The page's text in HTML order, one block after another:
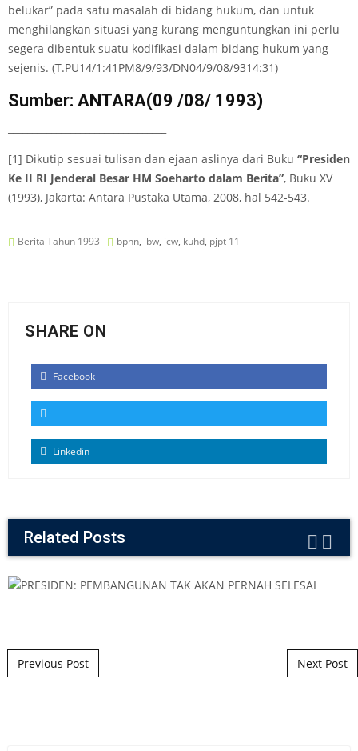
belukar” pada satu masalah di bidang hukum, dan untuk
menghilangkan situasi yang kurang menguntungkan ini perlu
segera dibentuk suatu kodifikasi dalam bidang hukum yang
sejenis. (T.PU14/1:41PM8/9/93/DN04/9/08/9314:31)
Sumber: ANTARA(09 /08/ 1993)
[1] Dikutip sesuai tulisan dan ejaan aslinya dari Buku “Presiden
Ke II RI Jenderal Besar HM Soeharto dalam Berita”, Buku XV
(1993), Jakarta: Antara Pustaka Utama, 2008, hal 542-543.
Berita Tahun 1993 bphn, ibw, icw, kuhd, pjpt 11
SHARE ON
Facebook
Linkedin
Related Posts
Post navigation
Previous Post Next Post